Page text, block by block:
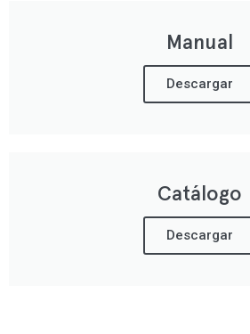
Manual
Descargar
Catálogo
Descargar